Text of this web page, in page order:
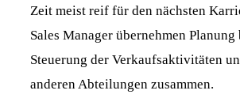
Zeit meist reif für den nächsten
Sales Manager übernehmen
Steuerung der Verkaufsaktivitäten
anderen Abteilungen zusammen.